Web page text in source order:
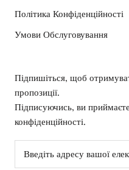
Політика Конфіденційності
Умови Обслуговування
Підпишіться, щоб
пропозиції.
Підписуючись, ви
конфіденційності.